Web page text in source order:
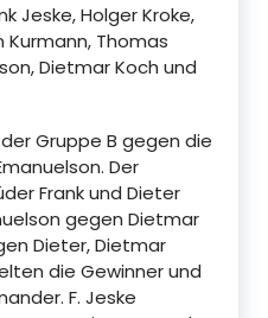
Jeske, Holger Kroke,
Kurmann, Thomas
Dietmar Koch und
Gruppe B gegen die
Der
Frank und Dieter
gegen Dietmar
Dieter, Dietmar
die Gewinner und
F. Jeske